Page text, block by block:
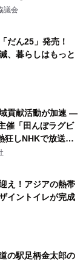
議会
だん25」発売！
、暮らしはもっと
貢献活動が加速 ―
催「田んぼラグビ
狂しNHKで放送さ
え！アジアの熱帯
イントイレが完成
の駅足柄金太郎の